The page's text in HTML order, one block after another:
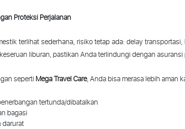
Proteksi Perjalanan
terlihat sederhana, risiko tetap ada: delaytransportasi,
keseruan liburan,pastikan Andaterlindungi dengan asuransi
seperti Mega Travel Care,Andabisamerasalebih aman
tertunda/dibatalkan
bagasi
darurat